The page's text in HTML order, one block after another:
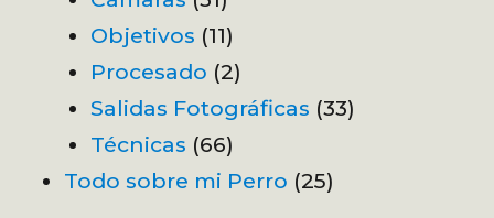
Objetivos (11)
Procesado (2)
Salidas Fotográficas (33)
Técnicas (66)
Todo sobre mi Perro (25)